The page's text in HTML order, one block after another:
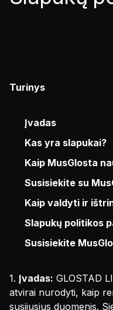
Turinys
Įvadas
Kas yra slapukai?
Kaip MusGlosta
Susisiekite su
Kaip valdyti ir
Slapukų politikos
Susisiekite
1. Įvadas: GLOSTAD
atvirai nurodyti, kaip
susijusius duomenis.